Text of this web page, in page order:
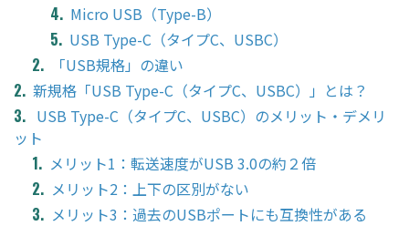
Micro USB（Type-B）
USB Type-C（タイプC、USBC）
「USB規格」の違い
新規格「USB Type-C（タイプC、USBC）」とは？
USB Type-C（タイプC、USBC）のメリット・デメリ
ット
メリット1：転送速度がUSB 3.0の約２倍
メリット2：上下の区別がない
メリット3：過去のUSBポートにも互換性がある